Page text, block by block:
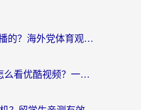
在香港怎么看cba直播的？海外党体育观赛终极指南：告别版权限制，畅享中文解说
海外党别愁！国外怎么看优酷视频？一招解决追剧、看直播难题